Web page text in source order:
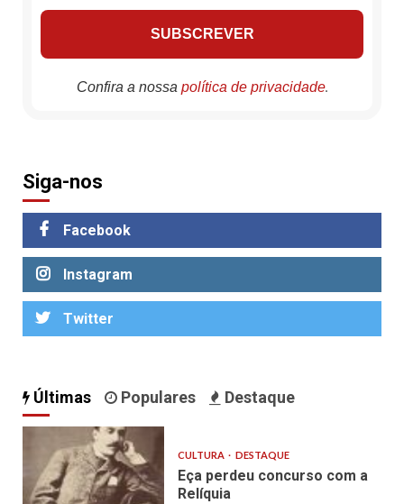
Confira a nossa política de privacidade.
Siga-nos
Facebook
Instagram
Twitter
Últimas Populares Destaque
CULTURA DESTAQUE
Eça perdeu concurso com a
Relíquia